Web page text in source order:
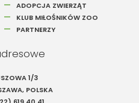
ADOPCJA ZWIERZĄT
KLUB MIŁOŚNIKÓW ZOO
PARTNERZY
1/3
POLSKA